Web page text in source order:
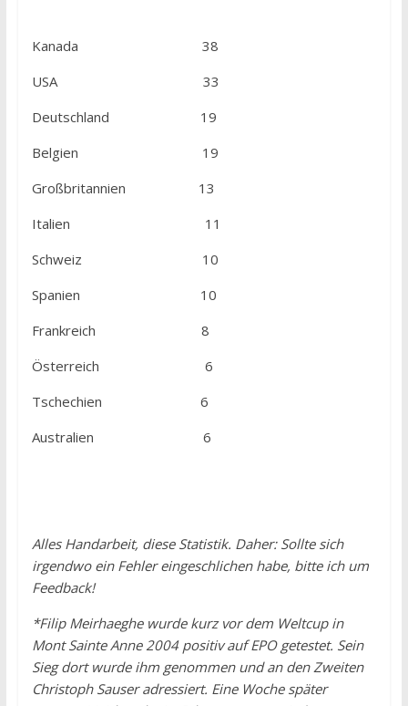
Kanada 38
USA 33
Deutschland 19
Belgien 19
Großbritannien 13
Italien 11
Schweiz 10
Spanien 10
Frankreich 8
Österreich 6
Tschechien 6
Australien 6
Alles Handarbeit, diese Statistik. Daher: Sollte sich
irgendwo ein Fehler eingeschlichen habe, bitte ich um
Feedback!
*Filip Meirhaeghe wurde kurz vor dem Weltcup in
Mont Sainte Anne 2004 positiv auf EPO getestet. Sein
Sieg dort wurde ihm genommen und an den Zweiten
Christoph Sauser adressiert. Eine Woche später